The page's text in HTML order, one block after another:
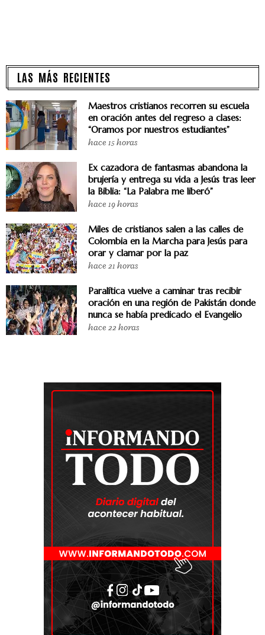
LAS MÁS RECIENTES
Maestros cristianos recorren su escuela
en oración antes del regreso a clases:
“Oramos por nuestros estudiantes”
hace 15 horas
Ex cazadora de fantasmas abandona la
brujería y entrega su vida a Jesús tras leer
la Biblia: “La Palabra me liberó”
hace 19 horas
Miles de cristianos salen a las calles de
Colombia en la Marcha para Jesús para
orar y clamar por la paz
hace 21 horas
Paralítica vuelve a caminar tras recibir
oración en una región de Pakistán donde
nunca se había predicado el Evangelio
hace 22 horas